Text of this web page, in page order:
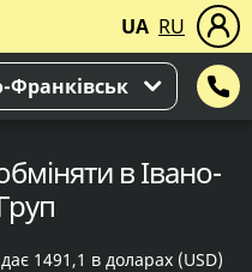
UA RU
Франківськ
в Івано-
1491,1 в доларах (USD)